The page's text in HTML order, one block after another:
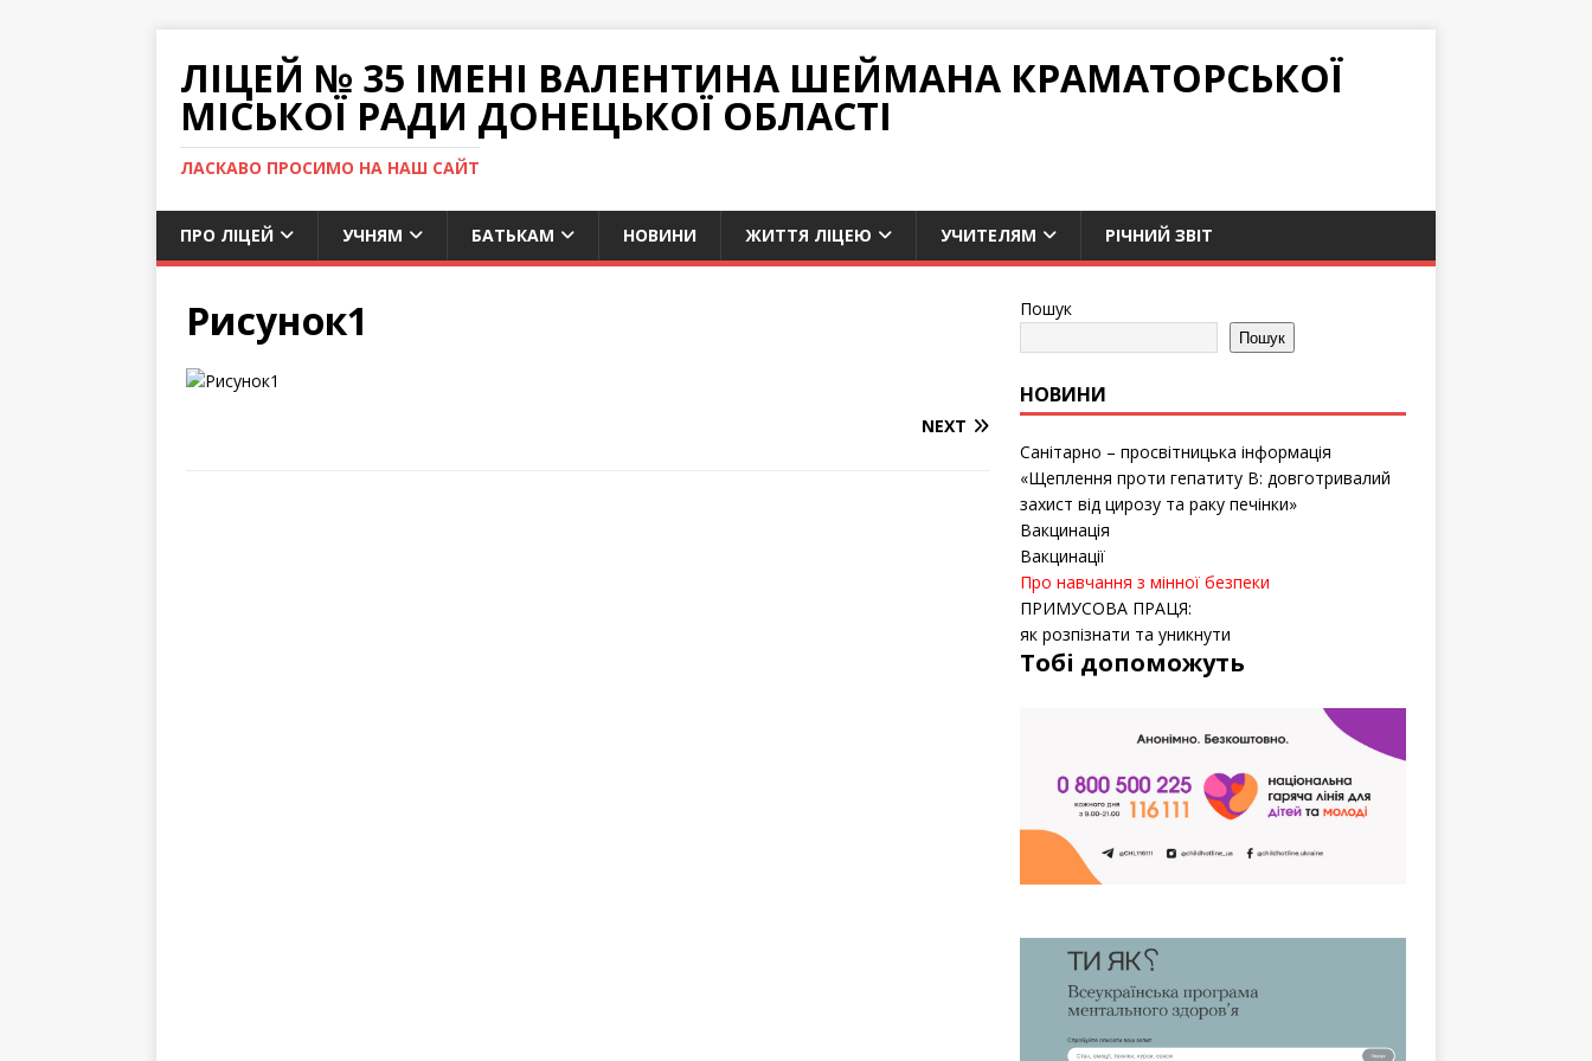
ЛІЦЕЙ № 35 ІМЕНІ ВАЛЕНТИНА ШЕЙМАНА КРАМАТОРСЬКОЇ
МІСЬКОЇ РАДИ ДОНЕЦЬКОЇ ОБЛАСТІ
ЛАСКАВО ПРОСИМО НА НАШ САЙТ
ПРО ЛІЦЕЙ УЧНЯМ БАТЬКАМ НОВИНИ ЖИТТЯ ЛІЦЕЮ УЧИТЕЛЯМ РІЧНИЙ ЗВІТ
Рисунок1
NEXT
Пошук
Пошук
НОВИНИ
Санітарно – просвітницька інформація
«Щеплення проти гепатиту B: довготривалий
захист від цирозу та раку печінки»
Вакцинація
Вакцинації
Про навчання з мінної безпеки
ПРИМУСОВА ПРАЦЯ:
як розпізнати та уникнути
Тобі допоможуть